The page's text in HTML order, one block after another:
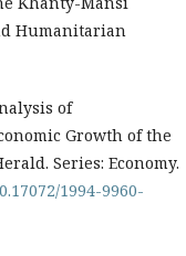
Humanitarian
of
Growth of the
Series: Economy.
1994-9960-